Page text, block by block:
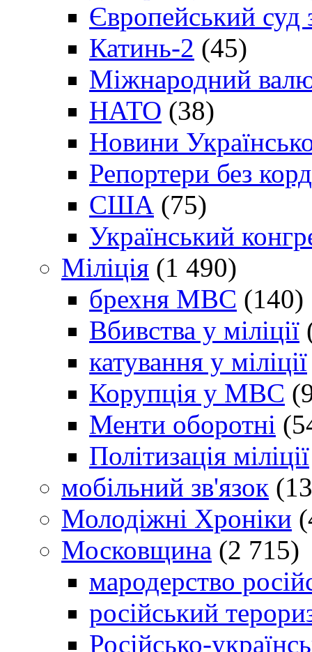
Європейський
Катинь-2 (45)
Міжнародний
НАТО (38)
Новини
Репортери без
США (75)
Український
Міліція (1 490)
брехня МВС (140)
Вбивства у міліції
катування у міліції
Корупція у МВС
Менти оборотні
Політизація міліції
мобільний зв'язок
Молодіжні Хроніки
Московщина (2 715)
мародерство
російський
Російсько-